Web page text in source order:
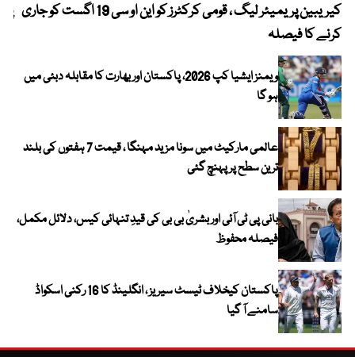
کیریبین پریمیئر لیگ ، قومی کرکٹرز کو این او سی 19 اگست کو جاری
کرنے کا فیصلہ
ویمنز ایشیا کپ 2026، پاکستان اور بھارت کا مقابلہ دبئی میں
ہو گا
عالمی مارکیٹ میں سونا مزید مہنگا ، قیمت 7 ہفتوں کی بلند
ترین سطح پر پہنچ گئی
بانی پی ٹی آئی اور بشریٰ بی بی کی قیدِ تنہائی کیس، دلائل مکمل،
فیصلہ محفوظ
پاکستان کیخلاف ٹیسٹ سیریز ، انگلینڈ کا 16 رکنی اسکواڈ
سامنے آ گیا